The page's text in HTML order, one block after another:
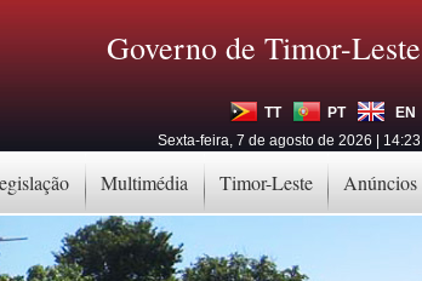
Multimédia Timor-Leste Anúncios
Governo de Timor-Leste
TT PT
EN
Sexta-feira, 7 de agosto de 2026 | 14:23